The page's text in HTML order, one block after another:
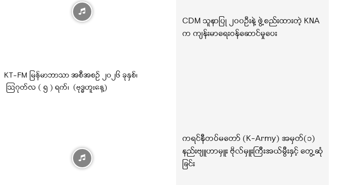
KT-FM မြန်မာဘာသာ အစီအစဉ် ၂၀၂၆ ခုနှစ်၊
ဩဂုတ်လ ( ၅ ) ရက်၊ (ဗုဒ္ဓဟူးနေ့)
CDM သူနာပြု ၂၀၀ဦးနဲ့ ဖွဲ့စည်းထားတဲ့ KNA
က ကျန်းမာရေးဝန်ဆောင်မှုပေး
ကရင်နီတပ်မတော် (K-Army) အမှတ်(၁)
နည်းဗျူဟာမှူး ဗိုလ်မှူးကြီးအယ်မွီးနှင့် တွေ့ဆုံ
ခြင်း